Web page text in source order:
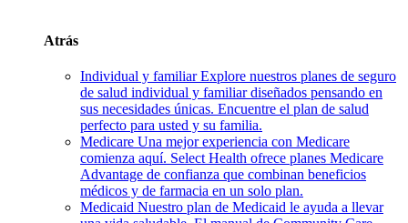
Atrás
Individual y familiar Explore nuestros planes de seguro
de salud individual y familiar diseñados pensando en
sus necesidades únicas. Encuentre el plan de salud
perfecto para usted y su familia.
Medicare Una mejor experiencia con Medicare
comienza aquí. Select Health ofrece planes Medicare
Advantage de confianza que combinan beneficios
médicos y de farmacia en un solo plan.
Medicaid Nuestro plan de Medicaid le ayuda a llevar